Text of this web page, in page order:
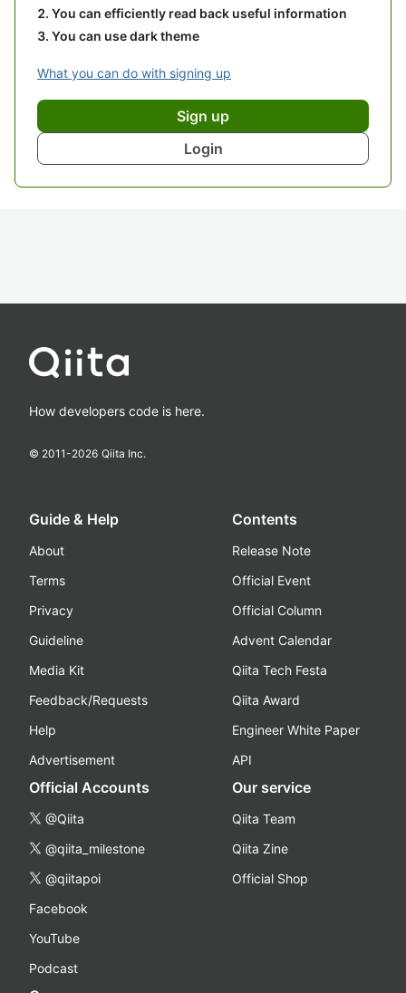
You can efficiently read back useful information
You can use dark theme
What you can do with signing up
Sign up
Login
How developers code is here.
© 2011-2026 Qiita Inc.
Guide & Help
About
Terms
Privacy
Guideline
Media Kit
Feedback/Requests
Help
Advertisement
Contents
Release Note
Official Event
Official Column
Advent Calendar
Qiita Tech Festa
Qiita Award
Engineer White Paper
API
Official Accounts
@Qiita
@qiita_milestone
@qiitapoi
Facebook
YouTube
Podcast
Our service
Qiita Team
Qiita Zine
Official Shop